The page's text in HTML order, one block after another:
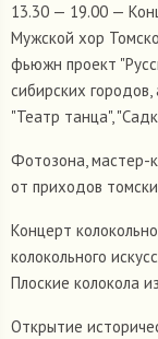
13.30 — 19.00 —
Мужской хор
фьюжн проект
сибирских городов,
"Театр танца",
Фотозона, мастер-
от приходов
Концерт
колокольного
Плоские колокола
Открытие